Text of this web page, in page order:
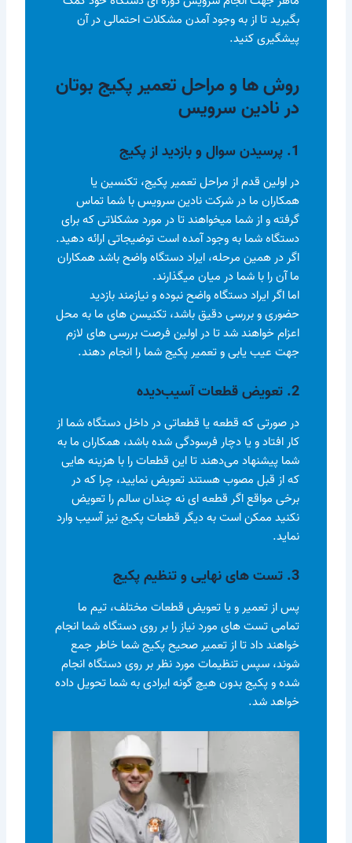
بگیرید تا از به وجود آمدن مشکلات احتمالی در آن
پیشگیری کنید.
روش‌ ها و مراحل تعمیر پکیج بوتان
در نادین سرویس
1. پرسیدن سوال و بازدید از پکیج
در اولین قدم از مراحل تعمیر پکیج، تکنسین یا
همکاران ما در شرکت نادین سرویس با شما تماس
گرفته و از شما میخواهند تا در مورد مشکلاتی که برای
دستگاه شما به وجود آمده است توضیجاتی ارائه دهید.
اگر در همین مرحله، ایراد دستگاه واضح باشد همکاران
ما آن را با شما در میان میگذارند.
اما اگر ایراد دستگاه واضح نبوده و نیازمند بازدید
حضوری و بررسی دقیق باشد، تکنیسن های ما به محل
اعزام خواهند شد تا در اولین فرصت بررسی های لازم
جهت عیب یابی و تعمیر پکیج شما را انجام دهند.
2. تعویض قطعات آسیب‌دیده
در صورتی که قطعه یا قطعاتی در داخل دستگاه شما از
کار افتاد و یا دچار فرسودگی شده باشد، همکاران ما به
شما پیشنهاد می‌دهند تا این قطعات را با هزینه هایی
که از قبل مصوب هستند تعویض نمایید، چرا که در
برخی مواقع اگر قطعه ای نه چندان سالم را تعویض
نکنید ممکن است به دیگر قطعات پکیج نیز آسیب وارد
نماید.
3. تست های نهایی و تنظیم پکیج
پس از تعمیر و یا تعویض قطعات مختلف، تیم ما
تمامی تست های مورد نیاز را بر روی دستگاه شما انجام
خواهند داد تا از تعمیر صحیح پکیج شما خاطر جمع
شوند، سپس تنظیمات مورد نظر بر روی دستگاه انجام
شده و پکیج بدون هیچ گونه ایرادی به شما تحویل داده
خواهد شد.